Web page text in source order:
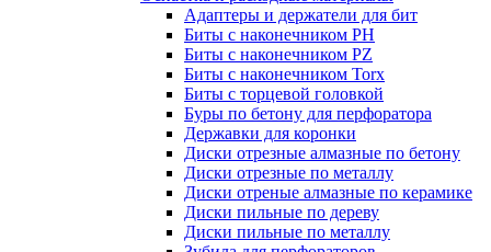
Адаптеры и держатели для бит
Биты с наконечником PH
Биты с наконечником PZ
Биты с наконечником Torx
Биты с торцевой головкой
Буры по бетону для перфоратора
Державки для коронки
Диски отрезные алмазные по бетону
Диски отрезные по металлу
Диски отреные алмазные по керамике
Диски пильные по дереву
Диски пильные по металлу